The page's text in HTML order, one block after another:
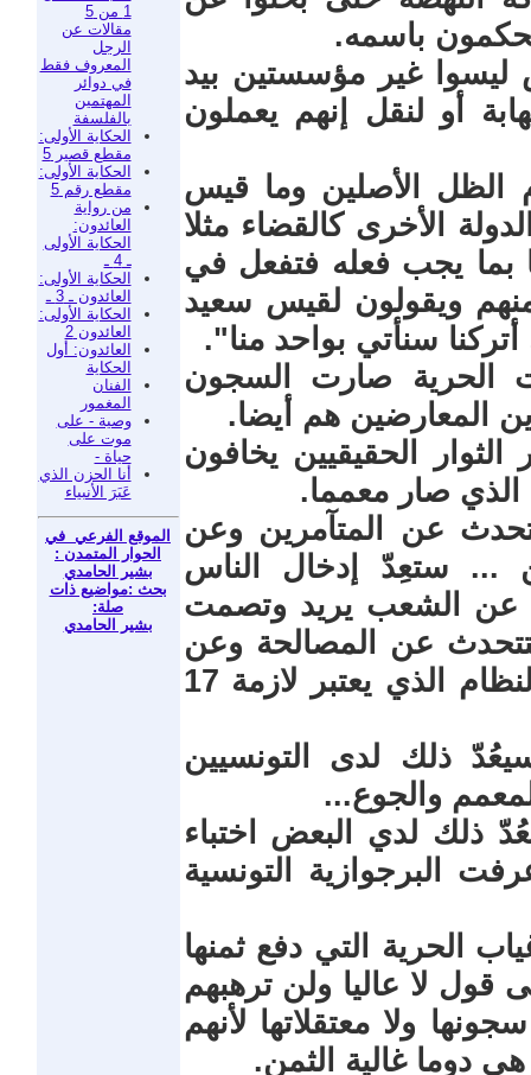
1 من 5
مقالات عن
الرجل
المعروف فقط
في دوائر
المهتمين
بالفلسفة
الحكاية الأولى:
مقطع قصير 5
الحكاية الأولى:
مقطع رقم 5
من رواية
العائدون:
الحكاية الأولى
ـ 4 ـ
الحكاية الأولى:
العائدون ـ 3 ـ
الحكاية الأولى:
العائدون 2
العائدون: أول
الحكاية
الفنان
المغمور
وصية - على
موت على
حياة -
أنا الحزن الذي
عَبَرَ الأنبياء
الموقع الفرعي في
الحوار المتمدن :
بشير الحامدي
بحث :مواضيع ذات
صلة:
بشير الحامدي
باسمه.
ليسوا غير مؤسستين بيد
أو لنقل إنهم يعملون
الظل الأصلين وما قيس
الأخرى كالقضاء مثلا
بما يجب فعله فتفعل في
منهم ويقولون لقيس سعيد
سنأتي بواحد منا".
ذهبت الحرية صارت السجون
المعارضين هم أيضا.
ديسمبر 2010 وصار الثوار الحقيقيين يخافون
صار معمما.
ديسمبر ستتحدث عن المتآمرين وعن
... ستعِدّ إدخال الناس
عن الشعب يريد وتصمت
عن المصالحة وعن
الشركات الأهلية وتسكت عن قلب النظام الذي يعتبر لازمة 17
ديسمبر وسيعُدّ ذلك لدى التونسيين
والجوع...
ديسمبر وسيعُدّ ذلك لدي البعض اختباء
البرجوازية التونسية
في غياب الحرية التي دفع ثمنها
قول لا عاليا ولن ترهبهم
ولا معتقلاتها لأنهم
دوما غالية الثمن.